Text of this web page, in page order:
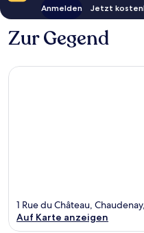
Anmelden Jetzt
Zur Gegend
1 Rue du Château,
Auf Karte anzeigen